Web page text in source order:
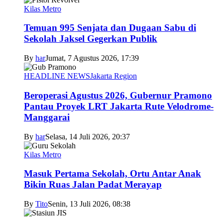
Kilas Metro
Temuan 995 Senjata dan Dugaan Sabu di
Sekolah Jaksel Gegerkan Publik
By harJumat, 7 Agustus 2026, 17:39
HEADLINE NEWSJakarta Region
Beroperasi Agustus 2026, Gubernur Pramono
Pantau Proyek LRT Jakarta Rute Velodrome-
Manggarai
By harSelasa, 14 Juli 2026, 20:37
Kilas Metro
Masuk Pertama Sekolah, Ortu Antar Anak
Bikin Ruas Jalan Padat Merayap
By TitoSenin, 13 Juli 2026, 08:38